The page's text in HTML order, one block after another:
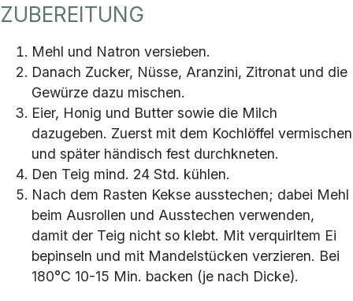
ZUBEREITUNG
Mehl und Natron versieben.
Danach Zucker, Nüsse, Aranzini, Zitronat und die
Gewürze dazu mischen.
Eier, Honig und Butter sowie die Milch
dazugeben. Zuerst mit dem Kochlöffel vermischen
und später händisch fest durchkneten.
Den Teig mind. 24 Std. kühlen.
Nach dem Rasten Kekse ausstechen; dabei Mehl
beim Ausrollen und Ausstechen verwenden,
damit der Teig nicht so klebt. Mit verquirltem Ei
bepinseln und mit Mandelstücken verzieren. Bei
180°C 10-15 Min. backen (je nach Dicke).